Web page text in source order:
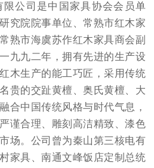
公司是中国家具协会会员单
究院院事单位、常熟市红木家
熟市海虞苏作红木家具商会副
九九二年，拥有先进的生产设
木生产的能工巧匠，采用传统
贵的交趾黄檀、奥氏黄檀、大
合中国传统风格与时代气息，
谨合理、雕刻高洁精致、漆色
场。公司曾为秦山第三核电有
家具、南通文峰饭店定制总统